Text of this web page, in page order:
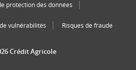
protection des données
vulnérabilités Risques de fraude
Crédit Agricole